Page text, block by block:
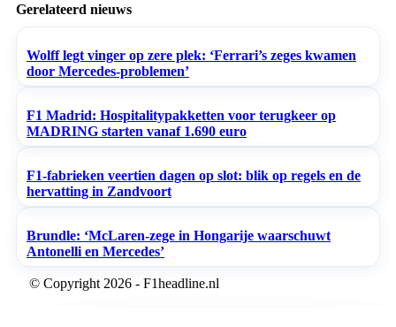
Gerelateerd nieuws
Wolff legt vinger op zere plek: ‘Ferrari’s zeges kwamen
door Mercedes-problemen’
F1 Madrid: Hospitalitypakketten voor terugkeer op
MADRING starten vanaf 1.690 euro
F1-fabrieken veertien dagen op slot: blik op regels en de
hervatting in Zandvoort
Brundle: ‘McLaren-zege in Hongarije waarschuwt
Antonelli en Mercedes’
© Copyright 2026 - F1headline.nl